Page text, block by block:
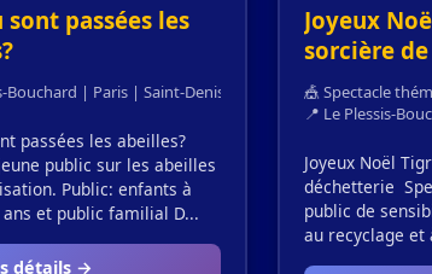
sont passées les
Bouchard | Paris | Saint-Denis | Le Havre | Reims | Lille
passées les abeilles?
public sur les abeilles
Public: enfants à
et public familial D...
détails →
Joyeux
sorcière
🎪 Spectacle
📍 Le Plessis-
Joyeux Noël
déchetterie
public de
au recyclage